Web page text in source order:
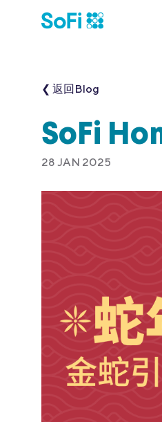
❮ 返回Blog
SoFi
28 JAN 2025